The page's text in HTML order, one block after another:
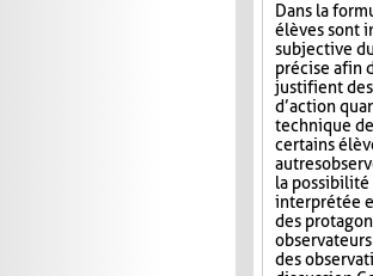
Dans la
élèves sont
subjective
précise afin
justifient des
d’action
technique
certains
autres
la possibilité
interprétée
des
des